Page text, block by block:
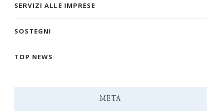
SERVIZI ALLE IMPRESE
SOSTEGNI
TOP NEWS
META